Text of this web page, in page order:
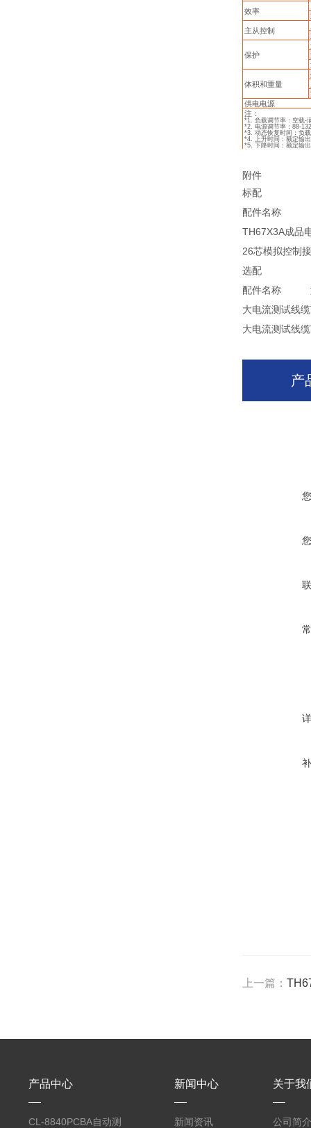
效率
主从控制
保护
体积和重量
供电电源
注：
*1.负载调节率：空载-
*2.电源调节率：88-
*3.动态恢复时间：负
*4.上升时间：额定输
*5.下降时间：额定输
附件
标配
配件名称
TH67X3A成品
26芯模拟控制
选配
配件名称
大电流测试线缆
大电流测试线缆
产
上一篇：
产品中心
CL-8840PCBA自动测
新闻中心
新闻资讯
关于我
公司简介